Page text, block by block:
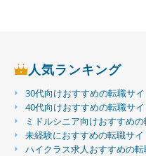
人気ランキング
30代向けおすすめの転職サイ
40代向けおすすめの転職サイ
ミドルシニア向けおすすめの
未経験におすすめの転職サイ
ハイクラス求人おすすめの転